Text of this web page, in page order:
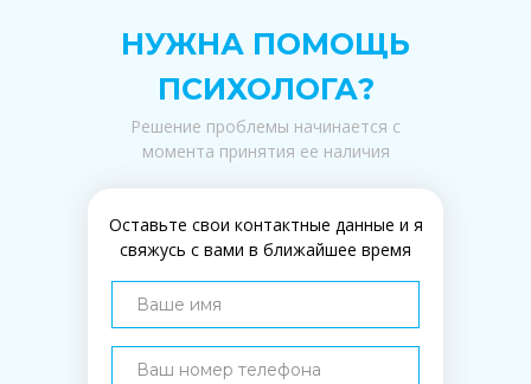
Решение проблемы начинается с
момента принятия ее наличия
Оставьте свои контактные данные и я
свяжусь с вами в ближайшее время
НУЖНА ПОМОЩЬ
ПСИХОЛОГА?